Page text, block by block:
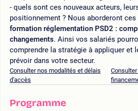
- quels sont ces nouveaux acteurs,
positionnement ? Nous aborderont
formation réglementation PSD2 :
changements. Ainsi vos salariés
comprendre la stratégie à appliquer et
prévoir dans votre secteur.
Consulter nos modalités et délais
d'accès
Programme